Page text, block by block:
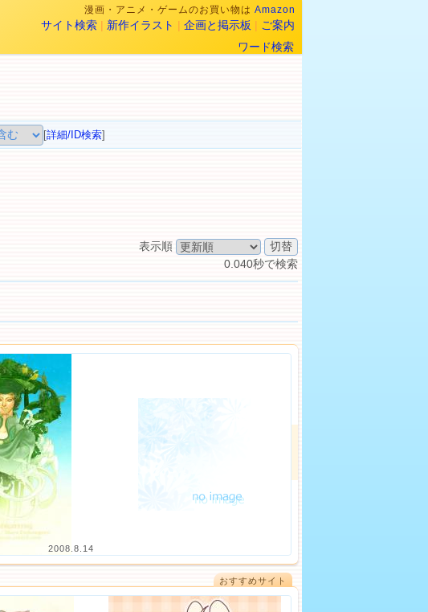
漫画・アニメ・ゲームのお買い物は Amazon
サイト検索 | 新作イラスト | 企画と掲示板 | ご案内
ワード検索
[詳細/ID検索]
表示順
0.040秒で検索
2008.8.14
おすすめサイト